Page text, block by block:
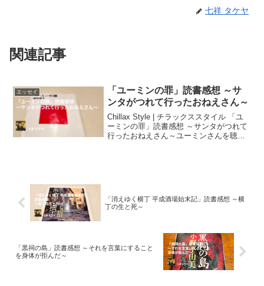
七祥 タケヤ
関連記事
エッセイ
「ユーミンの罪」読書感想 ～サ
ンタがつれて行ったおねえさん～
Chillax Style | チラックススタイル 「ユ
ーミンの罪」読書感想 ～サンタがつれて
行ったおねえさん～ユーミンさんを聴き
「消えゆく横丁 平成酒場始末記」読書感想 ～横
丁の生と死～
「黒祠の島」読書感想 ～それを言葉にすること
を身体が拒んだ～